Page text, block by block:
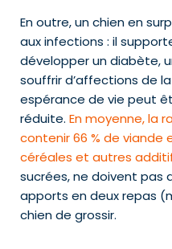
En outre, un chien en
aux infections : il
développer un diabète,
souffrir d’affections de
espérance de vie peut
réduite. En moyenne, la
contenir 66 % de viande
céréales et autres
sucrées, ne doivent pas
apports en deux repas
chien de grossir.